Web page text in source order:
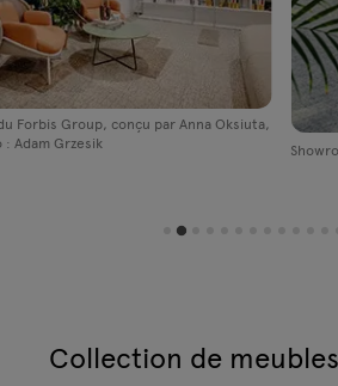
conçu par Anna Oksiuta,
Showroom du
Collection de